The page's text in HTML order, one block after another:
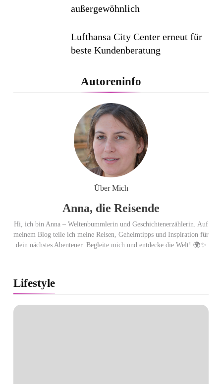
außergewöhnlich
Lufthansa City Center erneut für
beste Kundenberatung
Studie sieht LCC zum siebten
Mal in Folge vorn
Cool down am Hintertuxer
Gletscher
Ägypten erleben mit Builder
Travel: sicher, persönlich und gut
begleitet
Autoreninfo
Über Mich
Anna, die Reisende
Hi, ich bin Anna – Weltenbummlerin und Geschichtenerzählerin. Auf
meinem Blog teile ich meine Reisen, Geheimtipps und Inspiration für
dein nächstes Abenteuer. Begleite mich und entdecke die Welt! 🌍✨
Lifestyle